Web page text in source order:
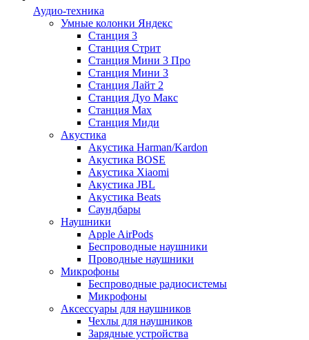
Аудио-техника
Умные колонки Яндекс
Станция 3
Станция Стрит
Станция Мини 3 Про
Станция Мини 3
Станция Лайт 2
Станция Дуо Макс
Станция Max
Станция Миди
Акустика
Акустика Harman/Kardon
Акустика BOSE
Акустика Xiaomi
Акустика JBL
Акустика Beats
Саундбары
Наушники
Apple AirPods
Беспроводные наушники
Проводные наушники
Микрофоны
Беспроводные радиосистемы
Микрофоны
Аксессуары для наушников
Чехлы для наушников
Зарядные устройства